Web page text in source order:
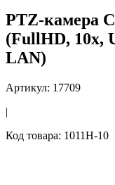
PTZ-камера
(FullHD, 10x,
LAN)
Артикул: 17709
|
Код товара: 1011H-10